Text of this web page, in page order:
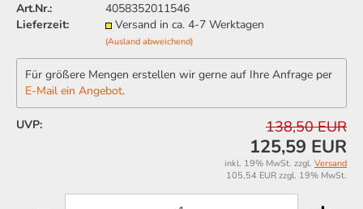
Art.Nr.:
4058352011546
Lieferzeit:
Versand in ca. 4-7 Werktagen
(Ausland abweichend)
Für größere Mengen erstellen wir gerne auf Ihre Anfrage per
E-Mail ein Angebot.
UVP: 138,50 EUR
125,59 EUR
inkl. 19% MwSt. zzgl. Versand
105,54 EUR zzgl. 19% MwSt.